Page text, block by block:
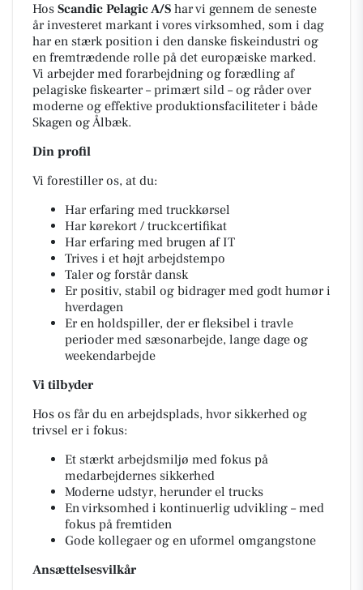
Hos Scandic Pelagic A/S har vi gennem de seneste
år investeret markant i vores virksomhed, som i dag
har en stærk position i den danske fiskeindustri og
en fremtrædende rolle på det europæiske marked.
Vi arbejder med forarbejdning og forædling af
pelagiske fiskearter – primært sild – og råder over
moderne og effektive produktionsfaciliteter i både
Skagen og Ålbæk.
Din profil
Vi forestiller os, at du:
Har erfaring med truckkørsel
Har kørekort / truckcertifikat
Har erfaring med brugen af IT
Trives i et højt arbejdstempo
Taler og forstår dansk
Er positiv, stabil og bidrager med godt humør i
hverdagen
Er en holdspiller, der er fleksibel i travle
perioder med sæsonarbejde, lange dage og
weekendarbejde
Vi tilbyder
Hos os får du en arbejdsplads, hvor sikkerhed og
trivsel er i fokus:
Et stærkt arbejdsmiljø med fokus på
medarbejdernes sikkerhed
Moderne udstyr, herunder el trucks
En virksomhed i kontinuerlig udvikling – med
fokus på fremtiden
Gode kollegaer og en uformel omgangstone
Ansættelsesvilkår